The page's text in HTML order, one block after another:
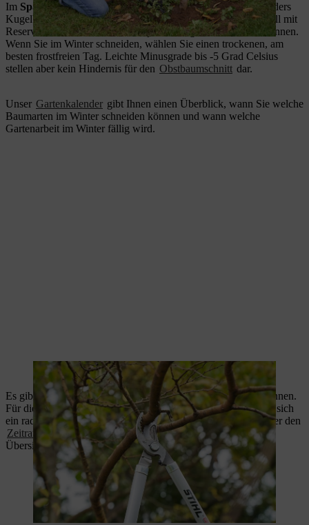
Im Spätwintervon Januar bis Anfang März verkraften besonders
Kugelbäume oder Obstbäume einen Schnitt gut, da sie randvoll mit
Reservestoffen sind und im Frühjahr kräftig neu austreiben können.
Wenn Sie im Winter schneiden, wählen Sie einen trockenen, am
besten frostfreien Tag. Leichte Minusgrade bis -5 Grad Celsius
stellen aber kein Hindernis für den Obstbaumschnitt dar.
Unser Gartenkalender gibt Ihnen einen Überblick, wann Sie welche
Baumarten im Winter schneiden können und wann welche
Gartenarbeit im Winter fällig wird.
Im Winter haben Sie freie Sicht beim Baumschnitt.
Es gibt verschiedene Hecken, die Sie im Winter schneiden können.
Für die
Buchenheckeoder auch denKirschlorbeer empfiehlt sich
ein radikaler Rückschnitt Ende Februar. Erfahren Sie mehr über den
Zeitraum des Heckenschnittsweiterer Heckenarten in unserer
Übersicht.